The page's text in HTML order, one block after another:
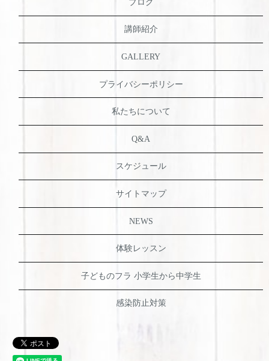
ブログ
講師紹介
GALLERY
プライバシーポリシー
私たちについて
Q&A
スケジュール
サイトマップ
NEWS
体験レッスン
子どものフラ 小学生から中学生
感染防止対策